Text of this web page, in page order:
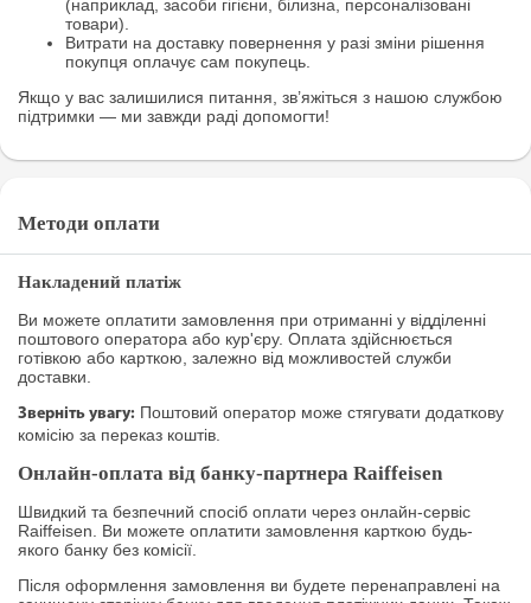
(наприклад, засоби гігієни, білизна, персоналізовані
товари).
Витрати на доставку повернення у разі зміни рішення
покупця оплачує сам покупець.
Якщо у вас залишилися питання, зв’яжіться з нашою службою
підтримки — ми завжди раді допомогти!
Методи оплати
Накладений платіж
Ви можете оплатити замовлення при отриманні у відділенні
поштового оператора або кур'єру. Оплата здійснюється
готівкою або карткою, залежно від можливостей служби
доставки.
Зверніть увагу: Поштовий оператор може стягувати додаткову
комісію за переказ коштів.
Онлайн-оплата від банку-партнера Raiffeisen
Швидкий та безпечний спосіб оплати через онлайн-сервіс
Raiffeisen. Ви можете оплатити замовлення карткою будь-
якого банку без комісії.
Після оформлення замовлення ви будете перенаправлені на